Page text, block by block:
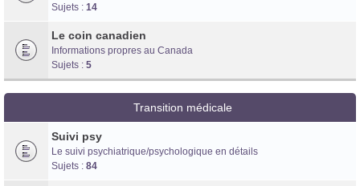
Sujets : 14
Le coin canadien
Informations propres au Canada
Sujets : 5
Transition médicale
Suivi psy
Le suivi psychiatrique/psychologique en détails
Sujets : 84